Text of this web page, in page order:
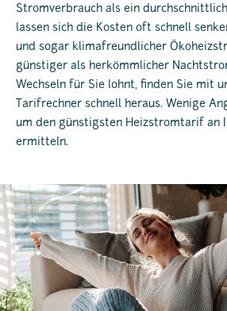
Stromverbrauch als ein
lassen sich die Kosten oft schnell
und sogar klimafreundlicher
günstiger als herkömmlicher
Wechseln für Sie lohnt, finden Sie mit
Tarifrechner schnell heraus. Wenige
um den günstigsten Heizstromtarif an
ermitteln.